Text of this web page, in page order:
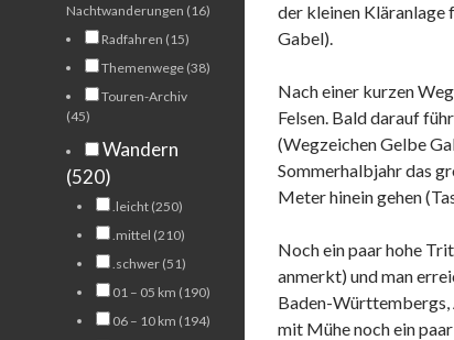
der kleinen Kläranlage
Gabel).
Nach einer kurzen
Felsen. Bald darauf
(Wegzeichen Gelbe
Sommerhalbjahr das
Meter hinein gehen
Noch ein paar hohe
anmerkt) und man
Baden-Württembergs,
mit Mühe noch ein
Nachtwanderungen (16)
Radfahren (15)
Themenwege (38)
Touren-Archiv
(45)
Wandern
(520)
.leicht (250)
.mittel (210)
.schwer (51)
01 – 05 km (190)
06 – 10 km (194)